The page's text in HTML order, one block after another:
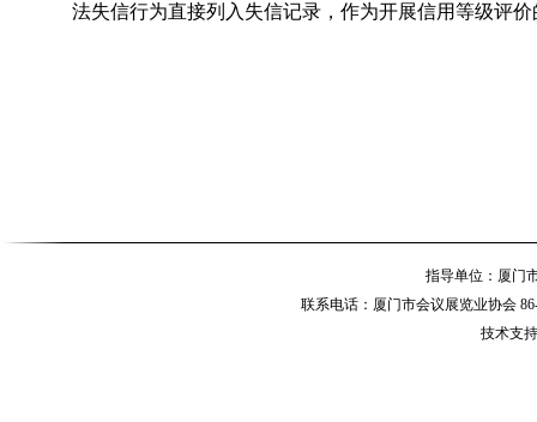
法失信行为直接列入失信记录，作为开展信用等级评
指导单位：厦
联系电话：厦门市会议展览业协会
技术支